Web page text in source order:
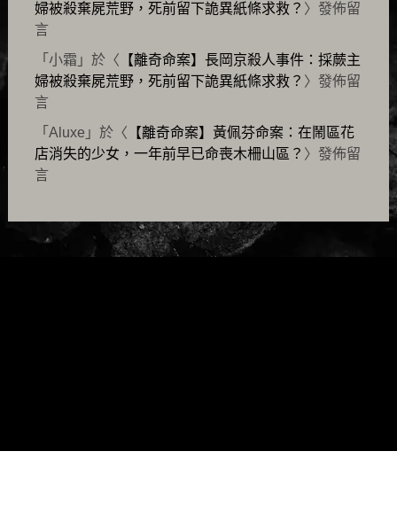
婦被殺棄屍荒野，死前留下詭異紙條求救？ 〉發佈留
言
「 小霜 」於〈 【離奇命案】長岡京殺人事件：採蕨主
婦被殺棄屍荒野，死前留下詭異紙條求救？ 〉發佈留
言
「 Aluxe 」於〈 【離奇命案】黃佩芬命案：在鬧區花
店消失的少女，一年前早已命喪木柵山區？ 〉發佈留
言